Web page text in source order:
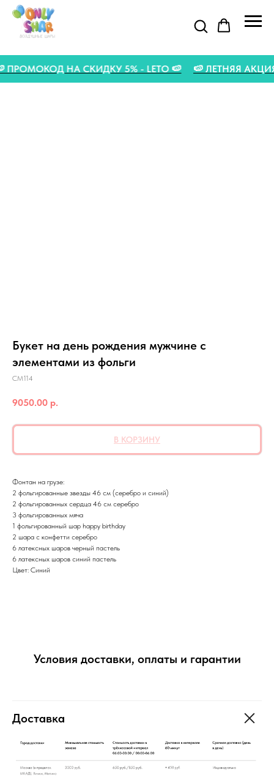
🍉 ПРОМОКОД НА СКИДКУ 5% - LETO 🍉 🍉 ЛЕТНЯЯ
Букет на день рождения мужчине с
элементами из фольги
СМ114
9050.00 р.
В КОРЗИНУ
Фонтан на грузе:
2 фольгированные звезды 46 см (серебро и синий)
2 фольгированных сердца 46 см серебро
3 фольгированных мяча
1 фольгированный шар happy birthday
2 шара с конфетти серебро
6 латексных шаров черный пастель
6 латексных шаров синий пастель
Цвет: Синий
Условия доставки, оплаты и гарантии
Доставка